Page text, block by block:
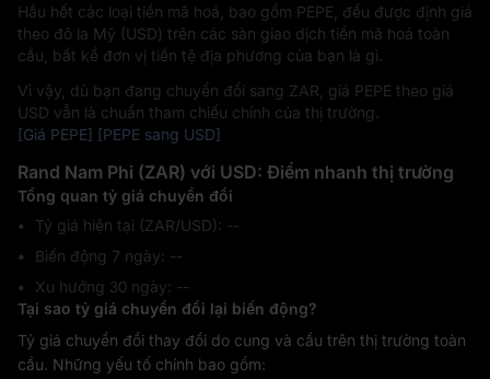
Hầu hết các loại tiền mã hoá, bao gồm PEPE, đều được định giá
theo đô la Mỹ (USD) trên các sàn giao dịch tiền mã hoá toàn
cầu, bất kể đơn vị tiền tệ địa phương của bạn là gì.
Vì vậy, dù bạn đang chuyển đổi sang ZAR, giá PEPE theo giá
USD vẫn là chuẩn tham chiếu chính của thị trường.
[Giá PEPE] [PEPE sang USD]
Rand Nam Phi (ZAR) với USD: Điểm nhanh thị trường
Tổng quan tỷ giá chuyển đổi
Tỷ giá hiện tại (ZAR/USD): --
Biến động 7 ngày: ‎--
Xu hướng 30 ngày: ‎--
Tại sao tỷ giá chuyển đổi lại biến động?
Tỷ giá chuyển đổi thay đổi do cung và cầu trên thị trường toàn
cầu. Những yếu tố chính bao gồm: